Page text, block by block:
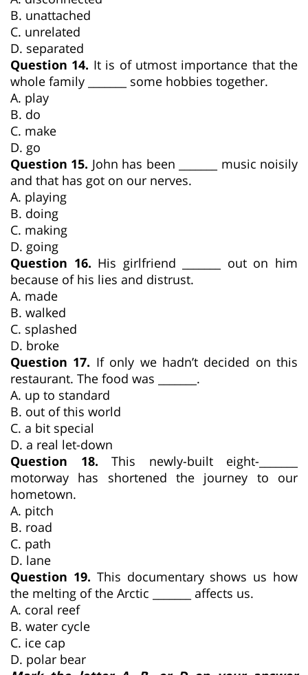
B. unattached
C. unrelated
D. separated
Question 14. It is of utmost importance that the
whole family _______ some hobbies together.
A. play
B. do
C. make
D. go
Question 15. John has been _______ music noisily
and that has got on our nerves.
A. playing
B. doing
C. making
D. going
Question 16. His girlfriend _______ out on him
because of his lies and distrust.
A. made
B. walked
C. splashed
D. broke
Question 17. If only we hadn’t decided on this
restaurant. The food was _______.
A. up to standard
B. out of this world
C. a bit special
D. a real let-down
Question 18. This newly-built eight-_______
motorway has shortened the journey to our
hometown.
A. pitch
B. road
C. path
D. lane
Question 19. This documentary shows us how
the melting of the Arctic _______ affects us.
A. coral reef
B. water cycle
C. ice cap
D. polar bear